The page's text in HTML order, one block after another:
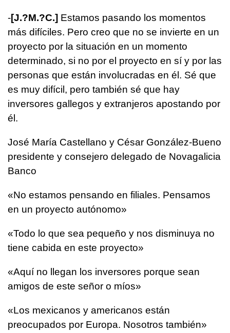
-[J.?M.?C.] Estamos pasando los momentos
más difíciles. Pero creo que no se invierte en un
proyecto por la situación en un momento
determinado, si no por el proyecto en sí y por las
personas que están involucradas en él. Sé que
es muy difícil, pero también sé que hay
inversores gallegos y extranjeros apostando por
él.
José María Castellano y César González-Bueno
presidente y consejero delegado de Novagalicia
Banco
«No estamos pensando en filiales. Pensamos
en un proyecto autónomo»
«Todo lo que sea pequeño y nos disminuya no
tiene cabida en este proyecto»
«Aquí no llegan los inversores porque sean
amigos de este señor o míos»
«Los mexicanos y americanos están
preocupados por Europa. Nosotros también»